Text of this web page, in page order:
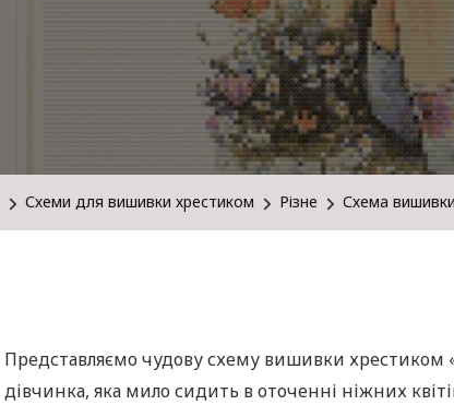
Схеми для вишивки хрестиком Різне Схема вишивки
Представляємо чудову схему вишивки хрестиком
дівчинка, яка мило сидить в оточенні ніжних